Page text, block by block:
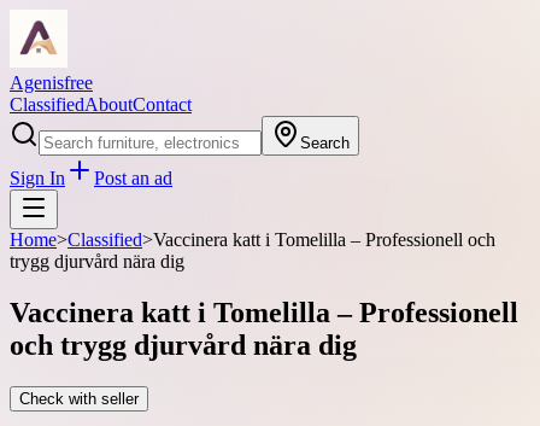
Agenisfree
ClassifiedAboutContact
Search
Sign In Post an ad
Home>Classified>Vaccinera katt i Tomelilla – Professionell och
trygg djurvård nära dig
Vaccinera katt i Tomelilla – Professionell
och trygg djurvård nära dig
Check with seller